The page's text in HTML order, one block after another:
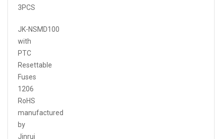
3PCS
JK-NSMD100
with
PTC
Resettable
Fuses
1206
RoHS
manufactured
by
Jinrui